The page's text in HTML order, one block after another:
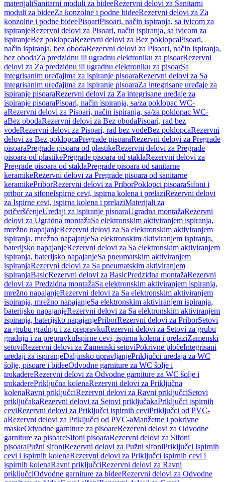
materijaliSanitarni moduli za bideeRezervni delovi za Sanitarni
moduli za bideeZa konzolne i podne bideeRezervni delovi za Za
konzolne i podne bideePisoariPisoari, način ispiranja, sa ivicom za
ispiranjeRezervni delovi za Pisoari, način ispiranja, sa ivicom za
ispiranjeBez poklopcaRezervni delovi za Bez poklopcaPisoari,
način ispiranja, bez obodaRezervni delovi za Pisoari, način ispiranja,
bez obodaZa predzidnu ili ugradnu elektroniku za pisoarRezervni
delovi za Za predzidnu ili ugradnu elektroniku za pisoarSa
integrisanim uređajima za ispiranje pisoaraRezervni delovi za Sa
integrisanim uređajima za ispiranje pisoaraZa integrisane uređaje za
ispiranje pisoaraRezervni delovi za Za integrisane uređaje za
ispiranje pisoaraPisoari, način ispiranja, sa/za poklopac WC-
aRezervni delovi za Pisoari, način ispiranja, sa/za poklopac WC-
aBez obodaRezervni delovi za Bez obodaPisoari, rad bez
vodeRezervni delovi za Pisoari, rad bez vodeBez poklopcaRezervni
delovi za Bez poklopcaPregrade pisoaraRezervni delovi za Pregrade
pisoaraPregrade pisoara od plastikeRezervni delovi za Pregrade
pisoara od plastikePregrade pisoara od staklaRezervni delovi za
Pregrade pisoara od staklaPregrade pisoara od sanitarne
keramikeRezervni delovi za Pregrade pisoara od sanitarne
keramikePriborRezervni delovi za PriborPoklopci pisoaraSifoni i
pribor za sifoneIspirne cevi, ispirna kolena i prelaziRezervni delovi
za Ispirne cevi, ispirna kolena i prelaziMaterijali za
pričvršćenjeUređaji za ispiranje pisoaraUgradna montažaRezervni
delovi za Ugradna montažaSa elektronskim aktiviranjem ispiranja,
mrežno napajanjeRezervni delovi za Sa elektronskim aktiviranjem
ispiranja, mrežno napajanjeSa elektronskim aktiviranjem ispiranja,
baterijsko napajanjeRezervni delovi za Sa elektronskim aktiviranjem
ispiranja, baterijsko napajanjeSa pneumatskim aktiviranjem
ispiranjaRezervni delovi za Sa pneumatskim aktiviranjem
ispiranjaBasicRezervni delovi za BasicPredzidna montažaRezervni
delovi za Predzidna montažaSa elektronskim aktiviranjem ispiranja,
mrežno napajanjeRezervni delovi za Sa elektronskim aktiviranjem
ispiranja, mrežno napajanjeSa elektronskim aktiviranjem ispiranja,
baterijsko napajanjeRezervni delovi za Sa elektronskim aktiviranjem
ispiranja, baterijsko napajanjePriborRezervni delovi za PriborSetovi
za grubu gradnju i za prepravkuRezervni delovi za Setovi za grubu
gradnju i za prepravkuIspirne cevi, ispirna kolena i prelaziZamenski
setoviRezervni delovi za Zamenski setoviPokrivne pločeIntegrisani
uređaji za ispiranjeDaljinsko upravljanjePriključci uređaja za WC
šolje, pisoare i bideeOdvodne garniture za WC šolje i
trokadereRezervni delovi za Odvodne garniture za WC šolje i
trokaderePriključna kolenaRezervni delovi za Priključna
kolenaRavni priključciRezervni delovi za Ravni priključciSetovi
priključakaRezervni delovi za Setovi priključakaPriključci ispirnih
ceviRezervni delovi za Priključci ispirnih ceviPriključci od PVC-
aRezervni delovi za Priključci od PVC-aManžetne i pokrivne
maskeOdvodne garniture za pisoareRezervni delovi za Odvodne
garniture za pisoareSifoni pisoaraRezervni delovi za Sifoni
pisoaraPužni sifoniRezervni delovi za Pužni sifoniPriključci ispirnih
cevi i ispirnih kolenaRezervni delovi za Priključci ispirnih cevi i
ispirnih kolenaRavni priključciRezervni delovi za Ravni
priključciOdvodne garniture za bideeRezervni delovi za Odvodne